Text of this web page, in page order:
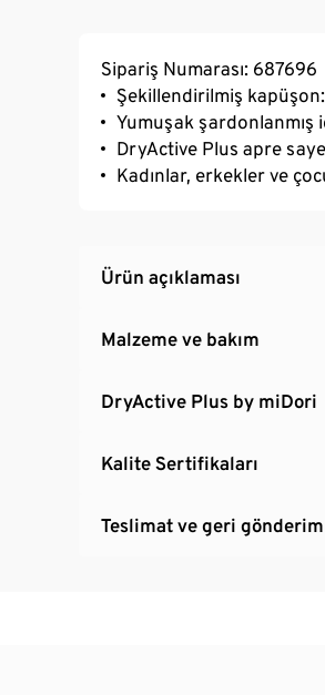
Sipariş Numarası: 687696
Şekillendirilmiş
Yumuşak şardonlanmış
DryActive Plus apre
Kadınlar, erkekler ve
Ürün açıklaması
Malzeme ve bakım
DryActive Plus by miDori
Kalite Sertifikaları
Teslimat ve geri gönderim